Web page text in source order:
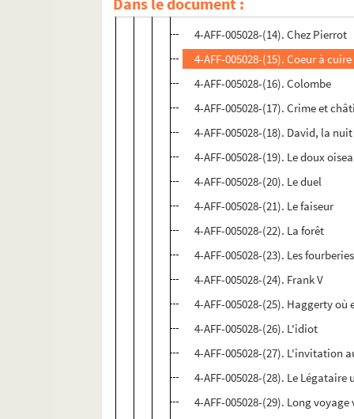
4-AFF-005028-(13). Les chemins
4-AFF-005028-(14). Chez Pierrot
4-AFF-005028-(15). Coeur à cuire
4-AFF-005028-(16). Colombe
4-AFF-005028-(17). Crime et
4-AFF-005028-(18). David, la
4-AFF-005028-(19). Le doux
4-AFF-005028-(20). Le duel
4-AFF-005028-(21). Le faiseur
4-AFF-005028-(22). La forêt
4-AFF-005028-(23). Les
4-AFF-005028-(24). Frank V
4-AFF-005028-(25). Haggerty où
4-AFF-005028-(26). L'idiot
4-AFF-005028-(27). L'invitation
4-AFF-005028-(28). Le Légataire
4-AFF-005028-(29). Long